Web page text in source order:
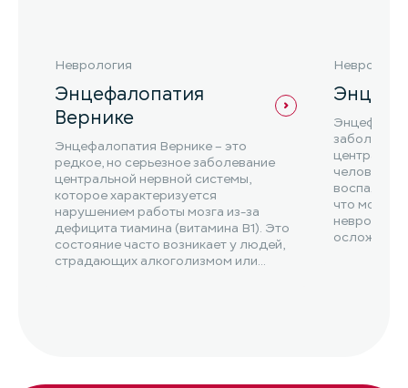
Неврология
Энцефалопатия
Вернике
Энцефалопатия Вернике – это
редкое, но серьезное заболевание
центральной нервной системы,
которое характеризуется
нарушением работы мозга из-за
дефицита тиамина (витамина B1). Это
состояние часто возникает у людей,
страдающих алкоголизмом или
человека.
что может